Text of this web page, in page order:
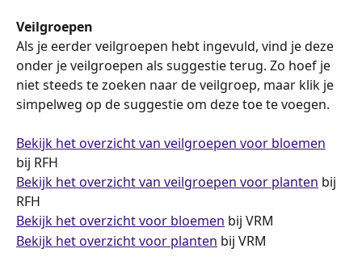
Veilgroepen
Als je eerder veilgroepen hebt ingevuld, vind je deze
onder je veilgroepen als suggestie terug. Zo hoef je
niet steeds te zoeken naar de veilgroep, maar klik je
simpelweg op de suggestie om deze toe te voegen.
Bekijk het overzicht van veilgroepen voor bloemen
bij RFH
Bekijk het overzicht van veilgroepen voor planten bij
RFH
Bekijk het overzicht voor bloemen bij VRM
Bekijk het overzicht voor planten bij VRM